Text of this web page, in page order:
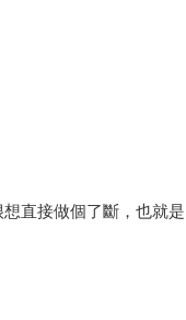
直接做個了斷，也就是